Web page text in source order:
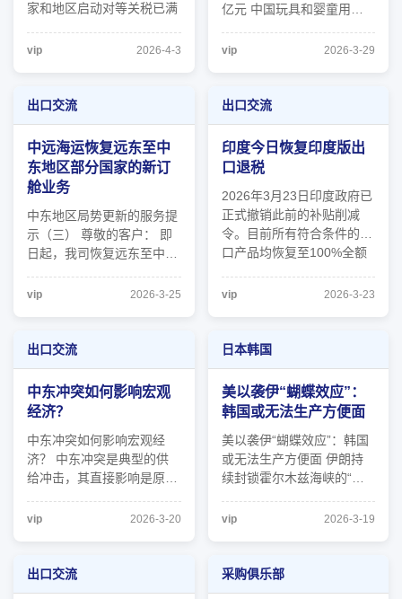
家和地区启动对等关税已满
口进一步减少，但美国的商
半导体和计算机的进口急剧
增加。经济强劲而背负贸易
逆 ...
vip 2026-4-3
亿元 中国玩具和婴童用品
中国玩具和婴童用品行业发
零售总额达到1035.3亿元，
同比增长5.8%；潮流与收
藏玩具零售总额为676.9亿
元，同比增长45.4% ...
vip 2026-3-29
出口交流
中远海运恢复远东至中
东地区部分国家的新订
舱业务
中东地区局势更新的服务提
示（三） 尊敬的客户： 即
日起，我司恢复远东至中东
（普通箱）： 阿联酋，沙
中东地区局势动荡，上述新
订舱业务的安排以及实际的
运输可能会有变动。就具 ...
vip 2026-3-25
出口交流
印度今日恢复印度版出
口退税
2026年3月23日印度政府已
正式撤销此前的补贴削减
令。目前所有符合条件的出
口产品均恢复至100%全额
4%），且该恢复政策追溯
阶段一 &amp;#160;
&amp;#160; &amp;#160;
&amp;#160; &amp;#160;
&amp;#160;&amp;#160;
2025年1 ...
vip 2026-3-23
出口交流
中东冲突如何影响宏观
经济？
中东冲突如何影响宏观经
济？ 中东冲突是典型的供
给冲击，其直接影响是原油
原本就供给不足、通胀回落
胀”风险，宏观政策进退两
难。我们认为，如果冲突持
vip 2026-3-20
日本韩国
美以袭伊“蝴蝶效应”：
韩国或无法生产方便面
美以袭伊“蝴蝶效应”：韩国
或无法生产方便面 伊朗持
续封锁霍尔木兹海峡的“蝴
方便面 日前，韩国政府宣
再次追加引进1800万桶。
18日，作为李在明特使结束
vip 2026-3-19
出口交流 采购俱乐部